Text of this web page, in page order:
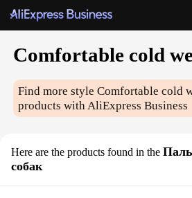
Comfortable cold
Find more styleComfortable cold
products with AliExpress Business
Here are the products found in the
собак